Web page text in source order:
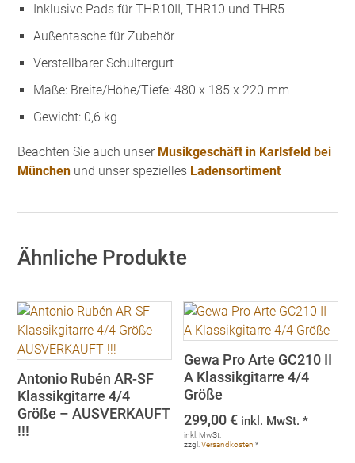
Inklusive Pads für THR10II, THR10 und THR5
Außentasche für Zubehör
Verstellbarer Schultergurt
Maße: Breite/Höhe/Tiefe: 480 x 185 x 220 mm
Gewicht: 0,6 kg
Beachten Sie auch unser Musikgeschäft in Karlsfeld bei
München und unser spezielles Ladensortiment
Ähnliche Produkte
Antonio Rubén AR-SF
Klassikgitarre 4/4
Größe – AUSVERKAUFT
!!!
Gewa Pro Arte GC210 II
A Klassikgitarre 4/4
Größe
299,00€ inkl. MwSt. *
inkl. MwSt.
zzgl.Versandkosten *